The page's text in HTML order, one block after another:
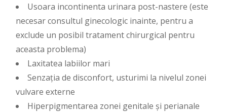
Usoara incontinenta urinara post-nastere (este
necesar consultul ginecologic inainte, pentru a
exclude un posibil tratament chirurgical pentru
aceasta problema)
Laxitatea labiilor mari
Senzația de disconfort, usturimi la nivelul zonei
vulvare externe
Hiperpigmentarea zonei genitale și perianale